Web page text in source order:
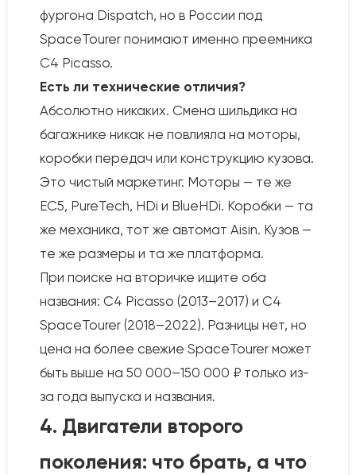
фургона Dispatch, но в России под
SpaceTourer понимают именно преемника
C4 Picasso.
Есть ли технические отличия?
Абсолютно никаких. Смена шильдика на
багажнике никак не повлияла на моторы,
коробки передач или конструкцию кузова.
Это чистый маркетинг. Моторы — те же
EC5, PureTech, HDi и BlueHDi. Коробки — та
же механика, тот же автомат Aisin. Кузов —
те же размеры и та же платформа.
При поиске на вторичке ищите оба
названия: C4 Picasso (2013–2017) и C4
SpaceTourer (2018–2022). Разницы нет, но
цена на более свежие SpaceTourer может
быть выше на 50 000–150 000 ₽ только из-
за года выпуска и названия.
4. Двигатели второго
поколения: что брать, а что